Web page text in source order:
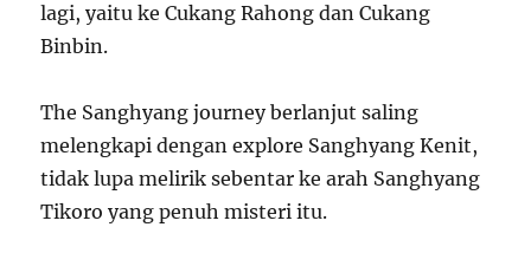
lagi, yaitu ke Cukang Rahong dan Cukang
Binbin.
The Sanghyang journey berlanjut saling
melengkapi dengan explore Sanghyang Kenit,
tidak lupa melirik sebentar ke arah Sanghyang
Tikoro yang penuh misteri itu.